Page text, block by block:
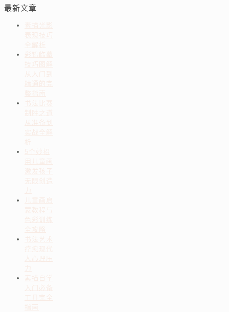
最新文章
素描光影
表现技巧
全解析
彩铅临摹
技巧图解
从入门到
精通的完
整指南
书法比赛
制胜之道
从准备到
实战全解
析
5个妙招
用儿童画
激发孩子
无限创造
力
儿童画启
蒙教程与
色彩训练
全攻略
书法艺术
疗愈现代
人心理压
力
素描自学
入门必备
工具完全
指南